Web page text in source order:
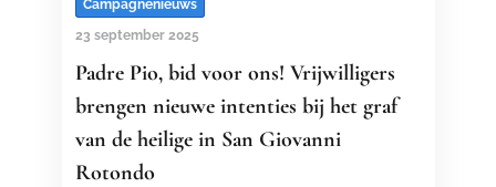
Campagnenieuws
23 september 2025
Padre Pio, bid voor ons! Vrijwilligers
brengen nieuwe intenties bij het graf
van de heilige in San Giovanni
Rotondo